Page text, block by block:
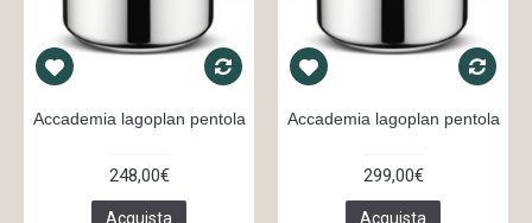
Accademia lagoplan pentola
248,00€
Acquista
Accademia lagoplan pentola
299,00€
Acquista